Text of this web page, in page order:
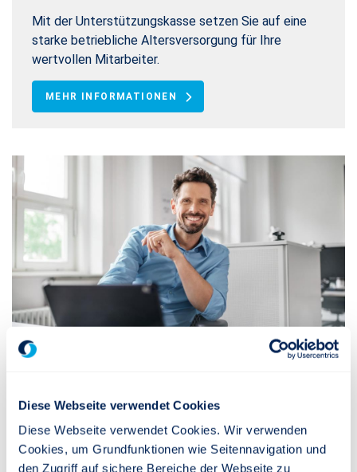
Diese Webseite verwendet Cookies
Diese Webseite verwendet Cookies. Wir verwenden
Cookies, um Grundfunktionen wie Seitennavigation und
den Zugriff auf sichere Bereiche der Webseite zu
Mit der Unterstützungskasse setzen Sie auf eine
starke betriebliche Altersversorgung für Ihre
wertvollen Mitarbeiter.
MEHR INFORMATIONEN
Pensionszusage
Die Pensionszusage mit ihrer hohen Flexibilität ist